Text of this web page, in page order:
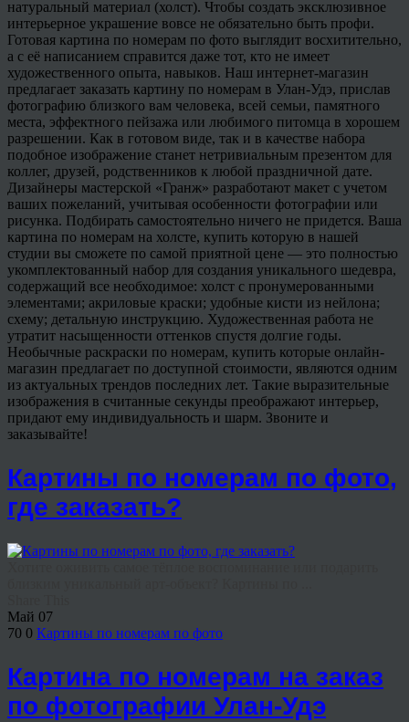
натуральный материал (холст). Чтобы создать эксклюзивное
интерьерное украшение вовсе не обязательно быть профи.
Готовая картина по номерам по фото выглядит восхитительно,
а с её написанием справится даже тот, кто не имеет
художественного опыта, навыков. Наш интернет-магазин
предлагает заказать картину по номерам в Улан-Удэ, прислав
фотографию близкого вам человека, всей семьи, памятного
места, эффектного пейзажа или любимого питомца в хорошем
разрешении. Как в готовом виде, так и в качестве набора
подобное изображение станет нетривиальным презентом для
коллег, друзей, родственников к любой праздничной дате.
Дизайнеры мастерской «Гранж» разработают макет с учетом
ваших пожеланий, учитывая особенности фотографии или
рисунка. Подбирать самостоятельно ничего не придется. Ваша
картина по номерам на холсте, купить которую в нашей
студии вы сможете по самой приятной цене — это полностью
укомплектованный набор для создания уникального шедевра,
содержащий все необходимое: холст с пронумерованными
элементами; акриловые краски; удобные кисти из нейлона;
схему; детальную инструкцию. Художественная работа не
утратит насыщенности оттенков спустя долгие годы.
Необычные раскраски по номерам, купить которые онлайн-
магазин предлагает по доступной стоимости, являются одним
из актуальных трендов последних лет. Такие выразительные
изображения в считанные секунды преображают интерьер,
придают ему индивидуальность и шарм. Звоните и
заказывайте!
Картины по номерам по фото,
где заказать?
Май 07
70 0 Картины по номерам по фото
Картина по номерам на заказ
по фотографии Улан-Удэ